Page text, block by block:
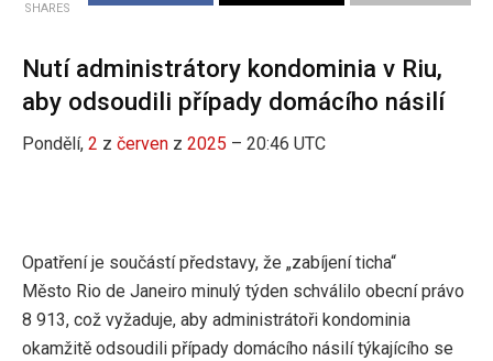
SHARES
Nutí administrátory kondominia v Riu,
aby odsoudili případy domácího násilí
Pondělí, 2 z červen z 2025 – 20:46 UTC
Opatření je součástí představy, že „zabíjení ticha“
Město Rio de Janeiro minulý týden schválilo obecní právo
8 913, což vyžaduje, aby administrátoři kondominia
okamžitě odsoudili případy domácího násilí týkajícího se